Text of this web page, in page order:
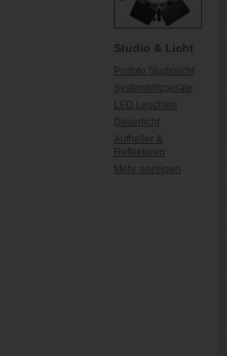
Studio & Licht
Profoto Studiolicht
Systemblitzgeräte
LED Leuchten
Dauerlicht
Aufheller &
Reflektoren
Mehr anzeigen